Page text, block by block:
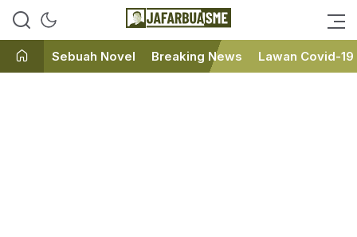
JafarBua
Ini bukan Media Online, Ini
Sebuah Novel Breaking News Lawan Covid-19